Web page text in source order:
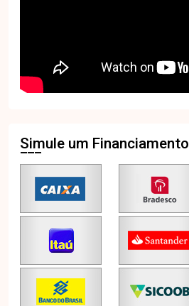
Simule um Financiamento